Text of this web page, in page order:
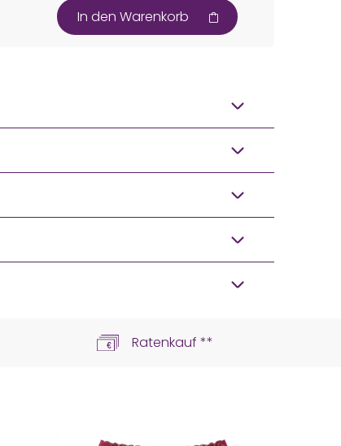
In den Warenkorb
Ratenkauf **